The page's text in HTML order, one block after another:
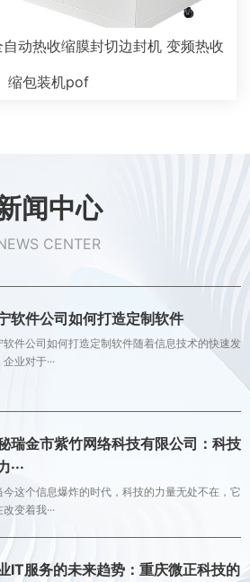
动热收缩膜封切边封机 变频热收
缩包装机pof
闻中心
CENTER
软件公司如何打造定制软件
软件公司如何打造定制软件随着信息技术的快速发
企业对于···
瑞金市紫竹网络科技有限公司：科技
···
今这个信息爆炸的时代，科技的力量无处不在，它
变着我···
IT服务的未来趋势：重庆微正科技的